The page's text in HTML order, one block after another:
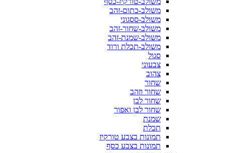
משולב-כתום-זהב
משולב-ססגוני
משולב-שחור-זהב
משולב-שמנת-זהב
משולב-תכלת ורוד
סגול
צבעוני
צהוב
שחור
שחור וזהב
שחור לבן
שחור לבן ואפור
שמנת
תכלת
תמונות בצבע טורקיז
תמונות בצבע כסף